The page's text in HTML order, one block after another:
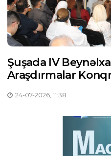
Şuşada IV
Araşdırmalar
24-07-2026, 11:38